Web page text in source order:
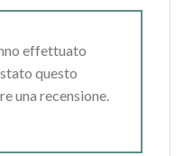
effettuato
questo
una recensione.